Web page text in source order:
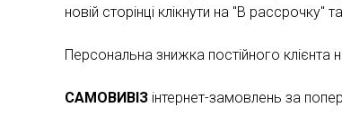
новій сторінці клікнути на "В
Персональна знижка постійного
САМОВИВІЗ інтернет-замовлень за